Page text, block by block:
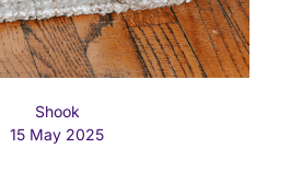
Shook
15 May 2025